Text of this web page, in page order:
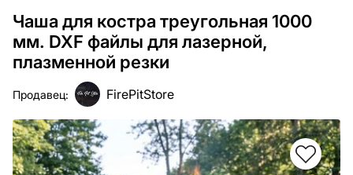
Чаша для костра треугольная 1000
мм. DXF файлы для лазерной,
плазменной резки
Продавец: FirePitStore